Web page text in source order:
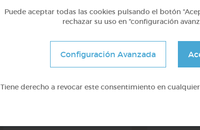
Avanzado
Puede aceptar todas las cookies pulsando el botón
rechazar su uso en “configuración
Configuración Avanzada
Tiene derecho a revocar este consentimiento en